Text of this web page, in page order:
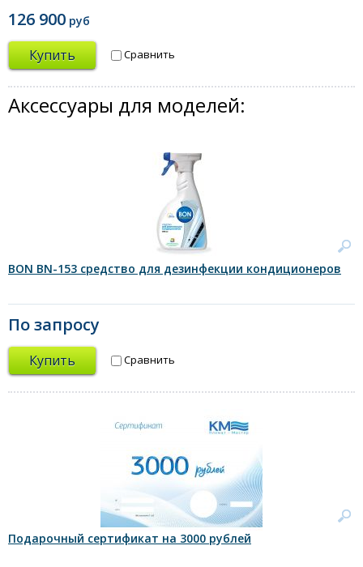
126 900 руб
Купить Сравнить
Аксессуары для моделей:
BON BN-153 средство для дезинфекции кондиционеров
По запросу
Купить Сравнить
Подарочный сертификат на 3000 рублей